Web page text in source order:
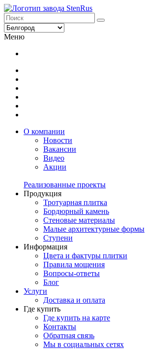
Меню
О компании
Новости
Вакансии
Видео
Акции
Реализованные проекты
Продукция
Тротуарная плитка
Бордюрный камень
Стеновые материалы
Малые архитектурные формы
Ступени
Информация
Цвета и фактуры плитки
Правила мощения
Вопросы-ответы
Блог
Услуги
Доставка и оплата
Где купить
Где купить на карте
Контакты
Обратная связь
Мы в социальных сетях